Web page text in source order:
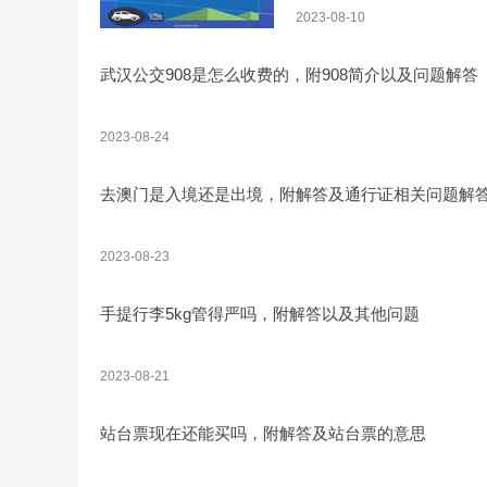
2023-08-10
武汉公交908是怎么收费的，附908简介以及问题解答
2023-08-24
去澳门是入境还是出境，附解答及通行证相关问题解
2023-08-23
手提行李5kg管得严吗，附解答以及其他问题
2023-08-21
站台票现在还能买吗，附解答及站台票的意思